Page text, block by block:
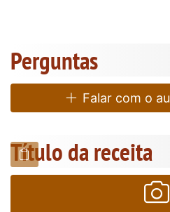
Perguntas
Falar com o
Título da receita